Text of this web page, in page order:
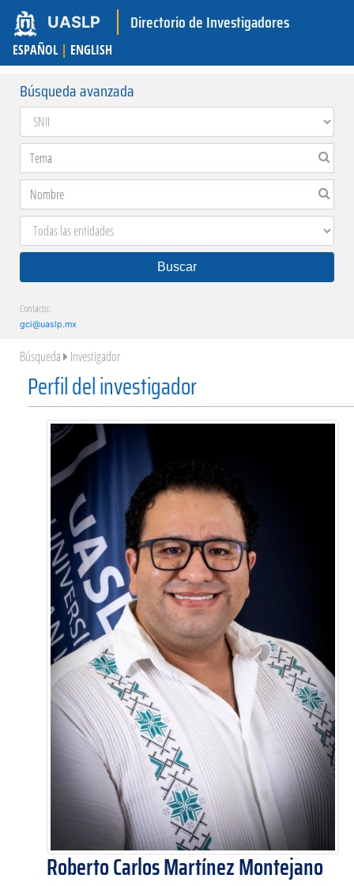
UASLP Directorio de Investigadores
ESPAÑOL | ENGLISH
Búsqueda avanzada
Buscar
Contacto:
gci@uaslp.mx
Búsqueda Investigador
Perfil del investigador
Roberto Carlos Martínez Montejano